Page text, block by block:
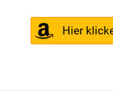
Hier